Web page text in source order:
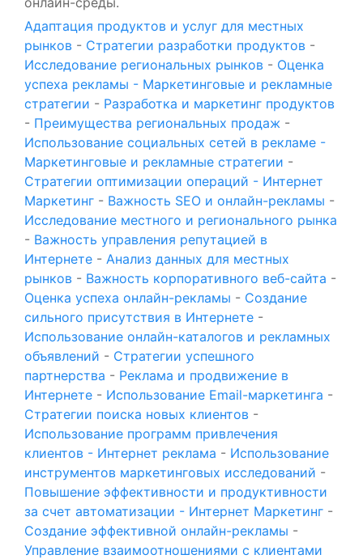
Адаптация продуктов и услуг для местных
рынков - Стратегии разработки продуктов -
Исследование региональных рынков - Оценка
успеха рекламы - Маркетинговые и рекламные
стратегии - Разработка и маркетинг продуктов
- Преимущества региональных продаж -
Использование социальных сетей в рекламе -
Маркетинговые и рекламные стратегии -
Стратегии оптимизации операций - Интернет
Маркетинг - Важность SEO и онлайн-рекламы -
Исследование местного и регионального рынка
- Важность управления репутацией в
Интернете - Анализ данных для местных
рынков - Важность корпоративного веб-сайта -
Оценка успеха онлайн-рекламы - Создание
сильного присутствия в Интернете -
Использование онлайн-каталогов и рекламных
объявлений - Стратегии успешного
партнерства - Реклама и продвижение в
Интернете - Использование Email-маркетинга -
Стратегии поиска новых клиентов -
Использование программ привлечения
клиентов - Интернет реклама - Использование
инструментов маркетинговых исследований -
Повышение эффективности и продуктивности
за счет автоматизации - Интернет Маркетинг -
Создание эффективной онлайн-рекламы -
Управление взаимоотношениями с клиентами